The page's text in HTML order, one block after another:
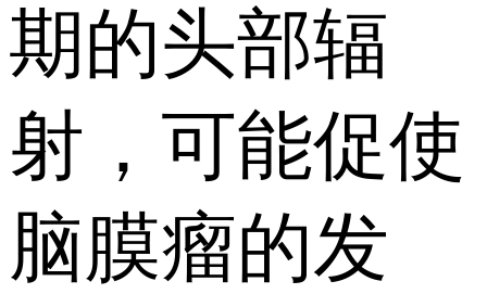
期的头部辐
射，可能促使
脑膜瘤的发